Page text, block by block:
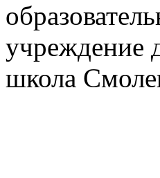
учреждение
школа